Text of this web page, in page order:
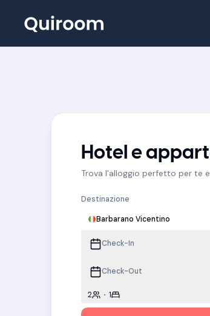
Hotel e
Trova l'alloggio perfetto per te
Destinazione
Barbarano Vicentino
2 1